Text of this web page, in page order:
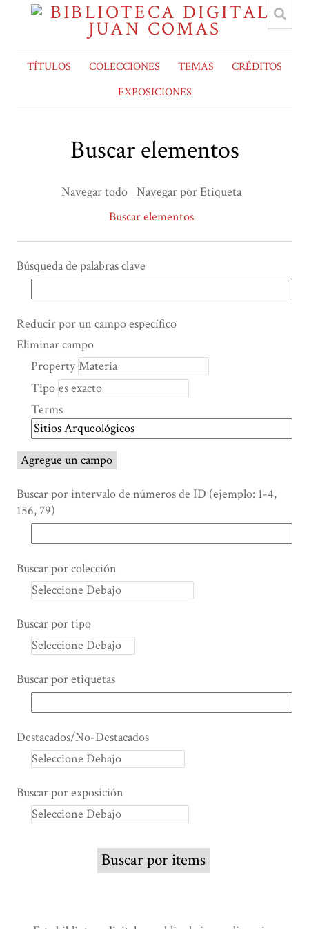
TÍTULOS COLECCIONES TEMAS
CRÉDITOS
EXPOSICIONES
Buscar elementos
Navegar todo Navegar por Etiqueta
Buscar elementos
Búsqueda de palabras clave
Number
rows
"Reducir
por
campo
específico":
1
Reducir por un campo específico
Search Property
Tipo de búsqueda
Términos de búsqueda
Ensamblador de Búsqueda
Eliminar campo
Property
Tipo
Terms
Agregue un campo
Buscar por intervalo de números de ID (ejemplo: 1-4,
156, 79)
Buscar por colección
Buscar por tipo
Buscar por etiquetas
Destacados/No-Destacados
Buscar por exposición